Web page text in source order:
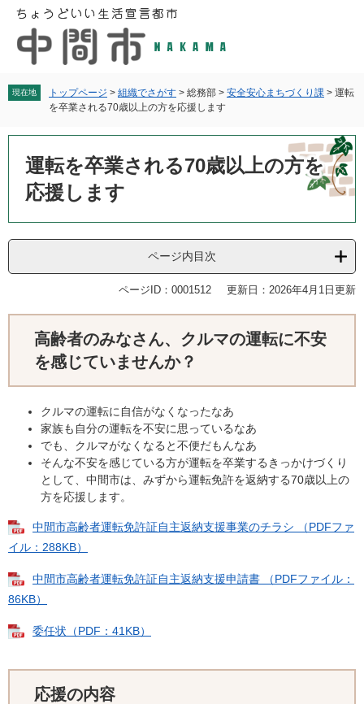
現在地 トップページ > 組織でさがす > 総務部 > 安全安心まちづくり課 > 運転
を卒業される70歳以上の方を応援します
運転を卒業される70歳以上の方を
応援します
ページ内目次
ページID：0001512 更新日：2026年4月1日更新
高齢者のみなさん、クルマの運転に不安
を感じていませんか？
クルマの運転に自信がなくなったなあ
家族も自分の運転を不安に思っているなあ
でも、クルマがなくなると不便だもんなあ
そんな不安を感じている方が運転を卒業するきっかけづくり
として、中間市は、みずから運転免許を返納する70歳以上の
方を応援します。
中間市高齢者運転免許証自主返納支援事業のチラシ （PDFファ
イル：288KB）
中間市高齢者運転免許証自主返納支援申請書 （PDFファイル：
86KB）
委任状（PDF：41KB）
応援の内容